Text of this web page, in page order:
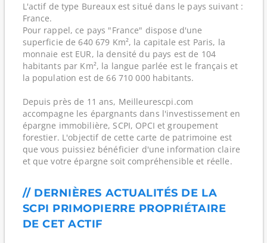
L'actif de type Bureaux est situé dans le pays suivant :
France.
Pour rappel, ce pays "France" dispose d'une
superficie de 640 679 Km², la capitale est Paris, la
monnaie est EUR, la densité du pays est de 104
habitants par Km², la langue parlée est le français et
la population est de 66 710 000 habitants.
Depuis près de 11 ans, Meilleurescpi.com
accompagne les épargnants dans l'investissement en
épargne immobilière, SCPI, OPCI et groupement
forestier. L'objectif de cette carte de patrimoine est
que vous puissiez bénéficier d'une information claire
et que votre épargne soit compréhensible et réelle.
// DERNIÈRES ACTUALITÉS DE LA
SCPI PRIMOPIERRE PROPRIÉTAIRE
DE CET ACTIF